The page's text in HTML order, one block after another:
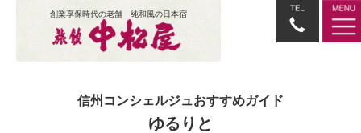
創業享保時代の老舗 純和風の日本宿
信州コンシェルジュおすすめガイド
ゆるりと